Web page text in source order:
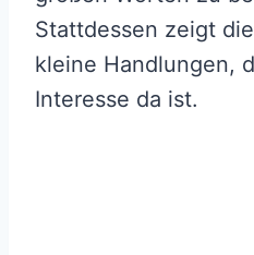
Stattdessen zeigt
kleine Handlungen,
Interesse da ist.